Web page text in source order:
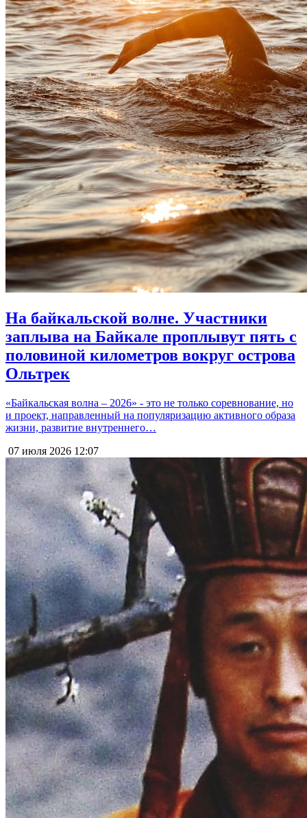
На байкальской волне. Участники
заплыва на Байкале проплывут пять с
половиной километров вокруг острова
Ольтрек
«Байкальская волна – 2026» - это не только соревнование, но
и проект, направленный на популяризацию активного образа
жизни, развитие внутреннего…
07 июля 2026 12:07